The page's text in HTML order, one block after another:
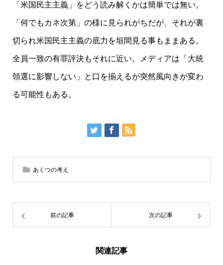
「米国民主主義」をどう読み解くかは簡単では無い。
「何でもカネ次第」の様に見られがちだが、それが裏
切られ米国民主主義の底力を垣間見る事もままある。
全員一致の有罪評決もそれに近い。メディアは「大統
領選に影響しない」と口を揃えるが突然風向きが変わ
る可能性もある。
あくつの考え
前の記事 次の記事
関連記事